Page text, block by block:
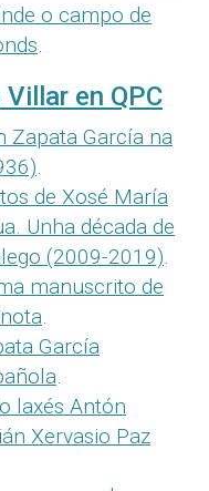
o campo de
.
en QPC
Zapata García na
.
de Xosé María
Unha década de
(2009-2019).
manuscrito de
.
García
.
laxés Antón
Xervasio Paz